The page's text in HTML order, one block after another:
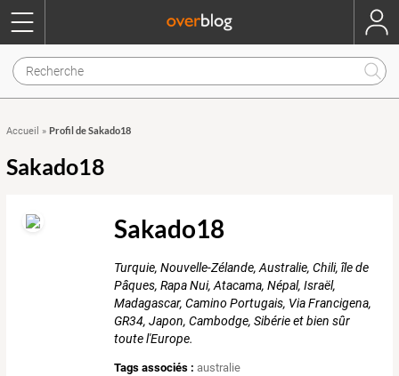
Accueil » Profil de Sakado18
Sakado18
Sakado18
Turquie, Nouvelle-Zélande, Australie, Chili, île de
Pâques, Rapa Nui, Atacama, Népal, Israël,
Madagascar, Camino Portugais, Via Francigena,
GR34, Japon, Cambodge, Sibérie et bien sûr
toute l'Europe.
Tags associés : australie